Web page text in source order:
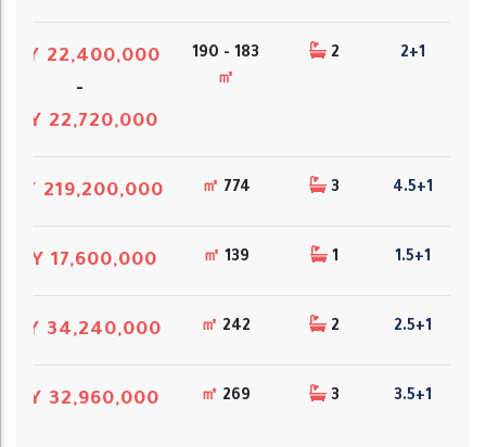
2+1
2
183 - 190
㎡
TRY 22,400,000
-
TRY 22,720,000
4.5+1
3
774
㎡
219,200,000
1.5+1
1
139
㎡
TRY 17,600,000
2.5+1
2
242
㎡
TRY 34,240,000
3.5+1
3
269
㎡
TRY 32,960,000